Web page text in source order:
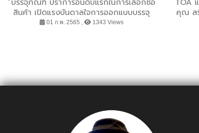
“บรรจุภัณฑ์ ปราการอันดับแรกในการเลือกซื้อ
สินค้า เปิดแรงบันดาลใจการออกแบบบรรจุ
ภัณฑ์ของไลอ้อน การันตีด้วยรางวัลระดับ
01 ก.พ. 2565 , 1343 Views
TOA
คุณ ส